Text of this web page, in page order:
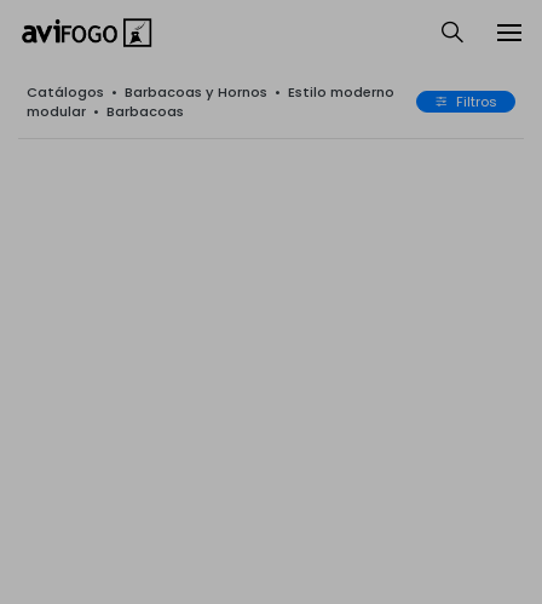
Catálogos • Barbacoas y Hornos • Estilo moderno
modular • Barbacoas Filtros